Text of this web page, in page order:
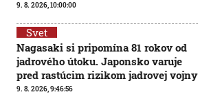
9. 8. 2026, 10:00:00
Svet
Nagasaki si pripomína 81 rokov od
jadrového útoku. Japonsko varuje
pred rastúcim rizikom jadrovej vojny
9. 8. 2026, 9:46:56